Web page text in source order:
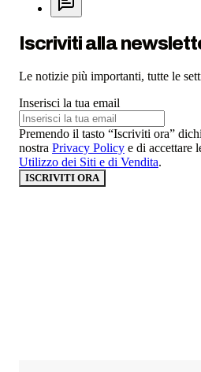
Iscriviti alla
Le notizie più importanti, tutte le
Inserisci la tua email
Premendo il tasto “Iscriviti ora”
nostra Privacy Policy e di accettare
Utilizzo dei Siti e di Vendita.
ISCRIVITI ORA